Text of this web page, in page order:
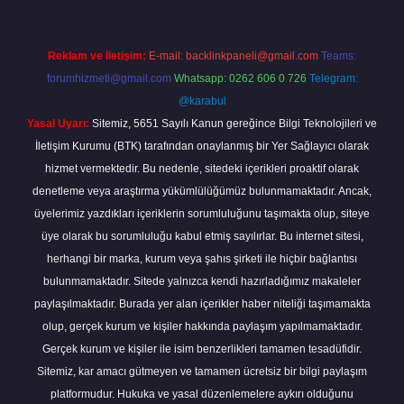
Reklam ve İletişim: E-mail: backlinkpaneli@gmail.com Teams:
forumhizmeti@gmail.com Whatsapp: 0262 606 0 726 Telegram:
@karabul
Yasal Uyarı: Sitemiz, 5651 Sayılı Kanun gereğince Bilgi Teknolojileri ve
İletişim Kurumu (BTK) tarafından onaylanmış bir Yer Sağlayıcı olarak
hizmet vermektedir. Bu nedenle, sitedeki içerikleri proaktif olarak
denetleme veya araştırma yükümlülüğümüz bulunmamaktadır. Ancak,
üyelerimiz yazdıkları içeriklerin sorumluluğunu taşımakta olup, siteye
üye olarak bu sorumluluğu kabul etmiş sayılırlar. Bu internet sitesi,
herhangi bir marka, kurum veya şahıs şirketi ile hiçbir bağlantısı
bulunmamaktadır. Sitede yalnızca kendi hazırladığımız makaleler
paylaşılmaktadır. Burada yer alan içerikler haber niteliği taşımamakta
olup, gerçek kurum ve kişiler hakkında paylaşım yapılmamaktadır.
Gerçek kurum ve kişiler ile isim benzerlikleri tamamen tesadüfidir.
Sitemiz, kar amacı gütmeyen ve tamamen ücretsiz bir bilgi paylaşım
platformudur. Hukuka ve yasal düzenlemelere aykırı olduğunu